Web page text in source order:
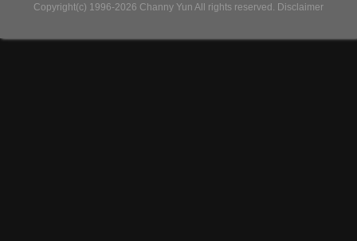
Copyright(c) 1996-2026 Channy Yun All rights reserved. Disclaimer